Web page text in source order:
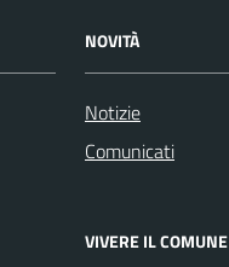
NOVITÀ
Notizie
Comunicati
VIVERE IL COMUNE